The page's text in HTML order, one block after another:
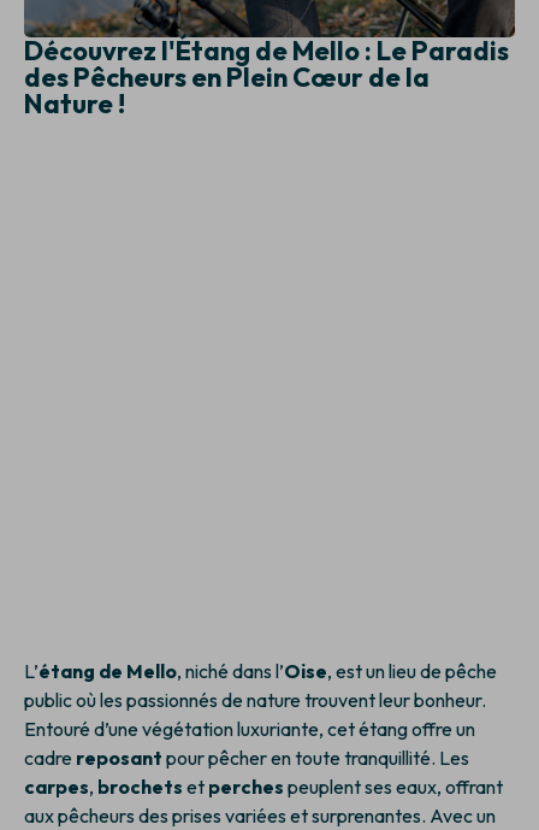
Découvrez l'Étang de Mello : Le Paradis
des Pêcheurs en Plein Cœur de la
Nature !
L’étang de Mello, niché dans l’Oise, est un lieu de pêche
public où les passionnés de nature trouvent leur bonheur.
Entouré d’une végétation luxuriante, cet étang offre un
cadre reposant pour pêcher en toute tranquillité. Les
carpes, brochets et perches peuplent ses eaux, offrant
aux pêcheurs des prises variées et surprenantes. Avec un